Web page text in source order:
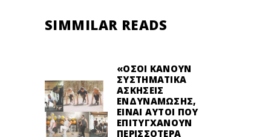
SIMMILAR READS
«ΌΣΟΙ ΚΆΝΟΥΝ
ΣΥΣΤΗΜΑΤΙΚΆ
ΑΣΚΉΣΕΙΣ
ΕΝΔΥΝΆΜΩΣΗΣ,
ΕΊΝΑΙ ΑΥΤΟΊ ΠΟΥ
ΕΠΙΤΥΓΧΆΝΟΥΝ
ΠΕΡΙΣΣΌΤΕΡΑ